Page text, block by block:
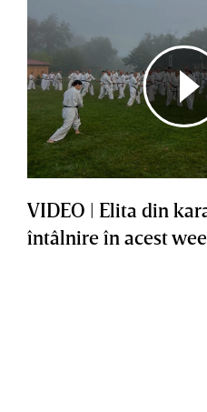
VIDEO | Elita din
întâlnire în acest